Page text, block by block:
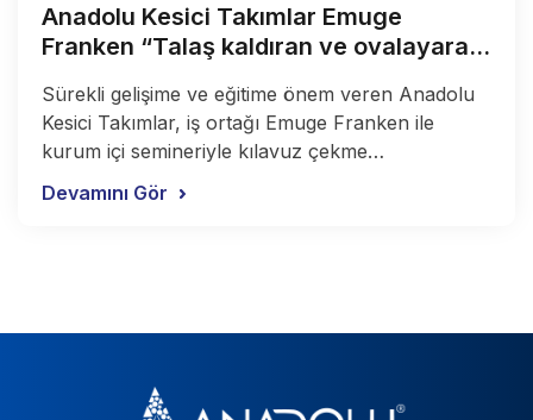
Anadolu Kesici Takımlar Emuge
Franken “Talaş kaldıran ve ovalayarak
yapıldı.
Sürekli gelişime ve eğitime önem veren Anadolu
Kesici Takımlar, iş ortağı Emuge Franken ile
kurum içi semineriyle kılavuz çekme
operasyonlarındaki teknolojik gelişmeleri detaylı
olarak inceledi.
Devamını Gör